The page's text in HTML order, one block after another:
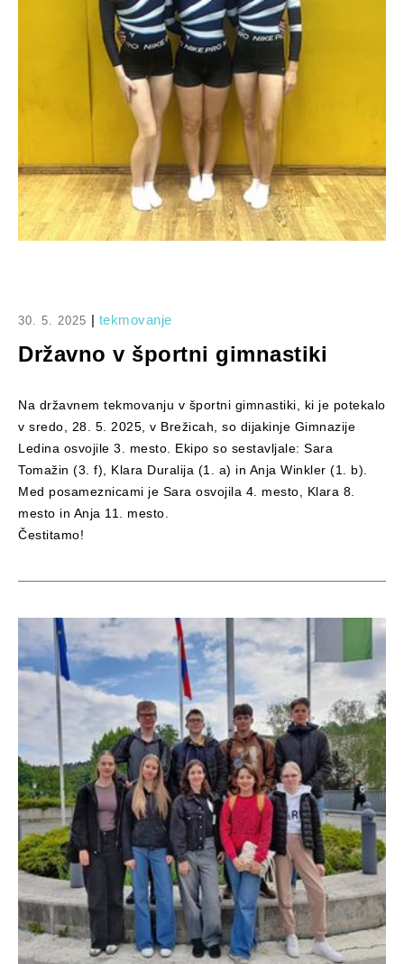
30. 5. 2025 | tekmovanje
Državno v športni gimnastiki
Na državnem tekmovanju v športni gimnastiki, ki je potekalo
v sredo, 28. 5. 2025, v Brežicah, so dijakinje Gimnazije
Ledina osvojile 3. mesto. Ekipo so sestavljale: Sara
Tomažin (3. f), Klara Duralija (1. a) in Anja Winkler (1. b).
Med posameznicami je Sara osvojila 4. mesto, Klara 8.
mesto in Anja 11. mesto.
Čestitamo!